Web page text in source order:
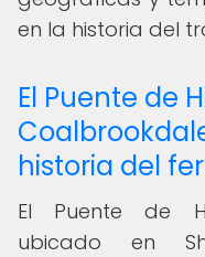
en la historia del
El Puente de
historia del
El Puente de
ubicado en